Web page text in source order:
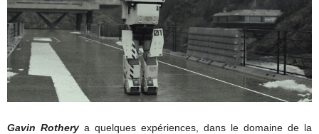
Gavin Rothery a quelques expériences, dans le domaine de la